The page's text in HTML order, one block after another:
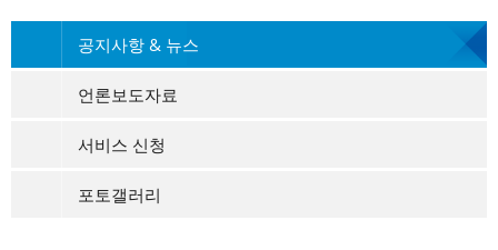
공지사항 & 뉴스
언론보도자료
서비스 신청
포토갤러리